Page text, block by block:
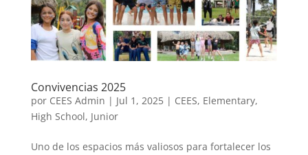
Convivencias 2025
por CEES Admin | Jul 1, 2025| CEES, Elementary,
High School, Junior
Uno de los espacios más valiosos para fortalecer los